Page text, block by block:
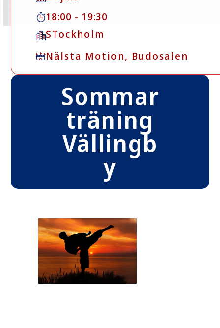
18:00 - 19:30
STockholm
Nälsta Motion, Budosalen
Sommar
träning
Vällingb
y